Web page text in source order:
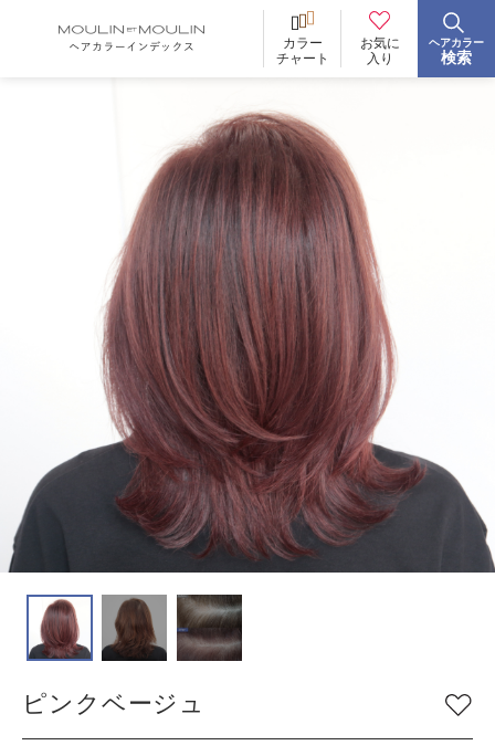
カラー
チャート
お気に
入り
ヘアカラー
検索
BRAND ブランド
ネイチャーディープカラー
ネイチャーディープ スピーディーカラー
明るさ
中明度 高明度
BLEACH ブリーチ
あり なし
ベージュ
シルバー
ブラウン
ピンク
マット/グリーン
レッド
ピンクベージュ